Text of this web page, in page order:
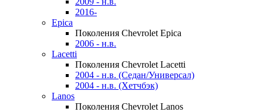
2016-
Epica
Поколения Chevrolet Epica
2006 - н.в.
Lacetti
Поколения Chevrolet Lacetti
2004 - н.в. (Седан/Универсал)
2004 - н.в. (Хетчбэк)
Lanos
Поколения Chevrolet Lanos